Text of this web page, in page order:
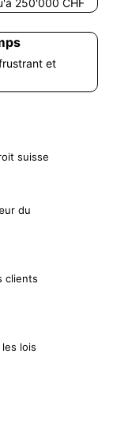
250'000 CHF
et
suisse
du
clients
lois